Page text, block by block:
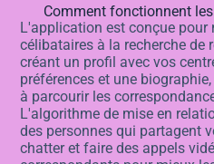
Comment fonctionnent
L'application est conçue pour
célibataires à la recherche de
créant un profil avec vos
préférences et une
à parcourir les
L'algorithme de mise en
des personnes qui partagent
chatter et faire des appels